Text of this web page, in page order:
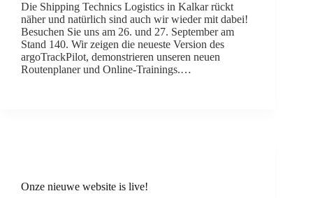
Die Shipping Technics Logistics in Kalkar rückt
näher und natürlich sind auch wir wieder mit dabei!
Besuchen Sie uns am 26. und 27. September am
Stand 140. Wir zeigen die neueste Version des
argoTrackPilot, demonstrieren unseren neuen
Routenplaner und Online-Trainings.…
Onze nieuwe website is live!